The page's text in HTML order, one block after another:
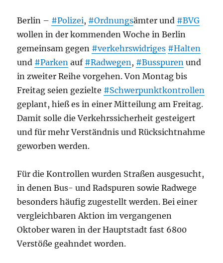
Berlin – #Polizei, #Ordnungsämter und #BVG
wollen in der kommenden Woche in Berlin
gemeinsam gegen #verkehrswidriges #Halten
und #Parken auf #Radwegen, #Busspuren und
in zweiter Reihe vorgehen. Von Montag bis
Freitag seien gezielte #Schwerpunktkontrollen
geplant, hieß es in einer Mitteilung am Freitag.
Damit solle die Verkehrssicherheit gesteigert
und für mehr Verständnis und Rücksichtnahme
geworben werden.
Für die Kontrollen wurden Straßen ausgesucht,
in denen Bus- und Radspuren sowie Radwege
besonders häufig zugestellt werden. Bei einer
vergleichbaren Aktion im vergangenen
Oktober waren in der Hauptstadt fast 6800
Verstöße geahndet worden.